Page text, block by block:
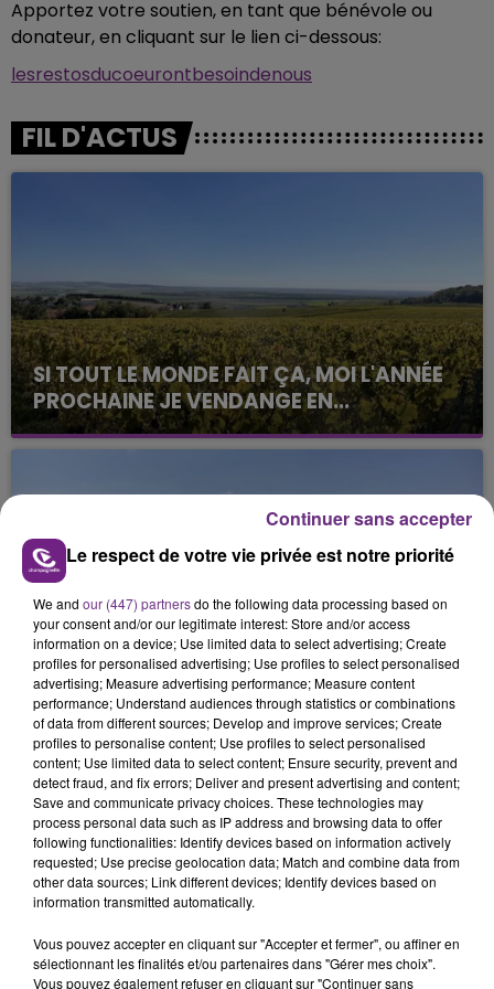
Apportez votre soutien, en tant que bénévole ou
donateur, en cliquant sur le lien ci-dessous:
lesrestosducoeurontbesoindenous
FIL D'ACTUS
SI TOUT LE MONDE FAIT ÇA, MOI L'ANNÉE
PROCHAINE JE VENDANGE EN...
La vendange en Champagne a débuté ce jeudi 6
août dans la commune de Montgueux (Aube). Du
L'INSPECTION DU TRAVAIL RAPPELLE À
L'ORDRE SUR LES CONDITIONS DE...
Alors que les dates de début des vendange 2026
s'est avéré être plus précoce que prévu,
l'inspection du Travail en profite pour rappeler
les conditions de...
TITRES DIFFUSÉS
3h08
3h08 3h04
3h04
Le respect de votre vie privée est notre priorité
We and our (447) partnersdo the following data processing based on
your consent and/or our legitimate interest: Store and/or access
information on a device; Use limited data to select advertising; Create
profiles for personalised advertising; Use profiles to select personalised
advertising; Measure advertising performance; Measure content
performance; Understand audiences through statistics or combinations
of data from different sources; Develop and improve services; Create
profiles to personalise content; Use profiles to select personalised
content; Use limited data to select content; Ensure security, prevent and
detect fraud, and fix errors; Deliver and present advertising and content;
Save and communicate privacy choices. These technologies may
process personal data such as IP address and browsing data to offer
following functionalities: Identify devices based on information actively
requested; Use precise geolocation data; Match and combine data from
other data sources; Link different devices; Identify devices based on
information transmitted automatically.
Vous pouvez accepter en cliquant sur "Accepter et fermer", ou affiner en
sélectionnant les finalités et/ou partenaires dans "Gérer mes choix".
Vous pouvez également refuser en cliquant sur "Continuer sans
Continuer sans accepter